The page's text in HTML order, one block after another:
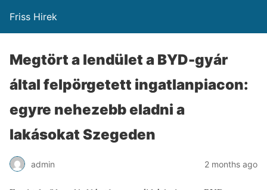
Friss Hirek
Megtört a lendület a BYD-gyár
által felpörgetett ingatlanpiacon:
egyre nehezebb eladni a
lakásokat Szegeden
admin 2 months ago